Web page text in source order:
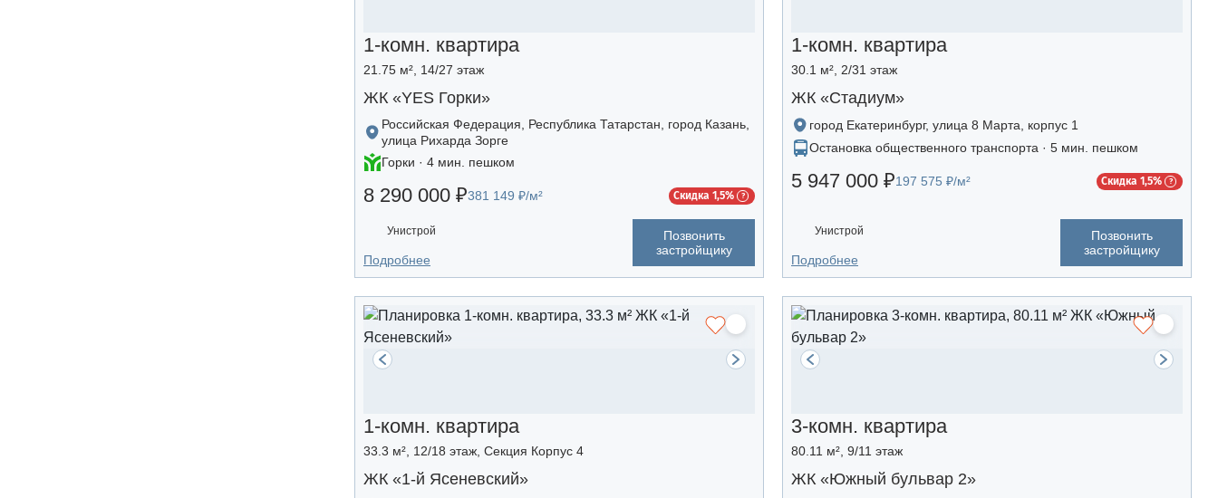
1-комн. квартира
21.75 м², 14/27 этаж
ЖК «YES Горки»
Российская Федерация, Республика Татарстан, город Казань,
улица Рихарда Зорге
Горки · 4 мин. пешком
8 290 000 ₽381 149 ₽/м² Скидка 1,5%
Унистрой
Позвонить
застройщику
Подробнее
1-комн. квартира
30.1 м², 2/31 этаж
ЖК «Стадиум»
город Екатеринбург, улица 8 Марта, корпус 1
Остановка общественного транспорта · 5 мин. пешком
5 947 000 ₽197 575 ₽/м² Скидка 1,5%
Унистрой
Позвонить
застройщику
Подробнее
1-комн. квартира
33.3 м², 12/18 этаж, Секция Корпус 4
ЖК «1-й Ясеневский»
3-комн. квартира
80.11 м², 9/11 этаж
ЖК «Южный бульвар 2»